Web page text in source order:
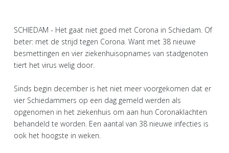
SCHIEDAM - Het gaat niet goed met Corona in Schiedam. Of
beter: met de strijd tegen Corona. Want met 38 nieuwe
besmettingen en vier ziekenhuisopnames van stadgenoten
tiert het virus welig door.
Sinds begin december is het niet meer voorgekomen dat er
vier Schiedammers op een dag gemeld werden als
opgenomen in het ziekenhuis om aan hun Coronaklachten
behandeld te worden. Een aantal van 38 nieuwe infecties is
ook het hoogste in weken.